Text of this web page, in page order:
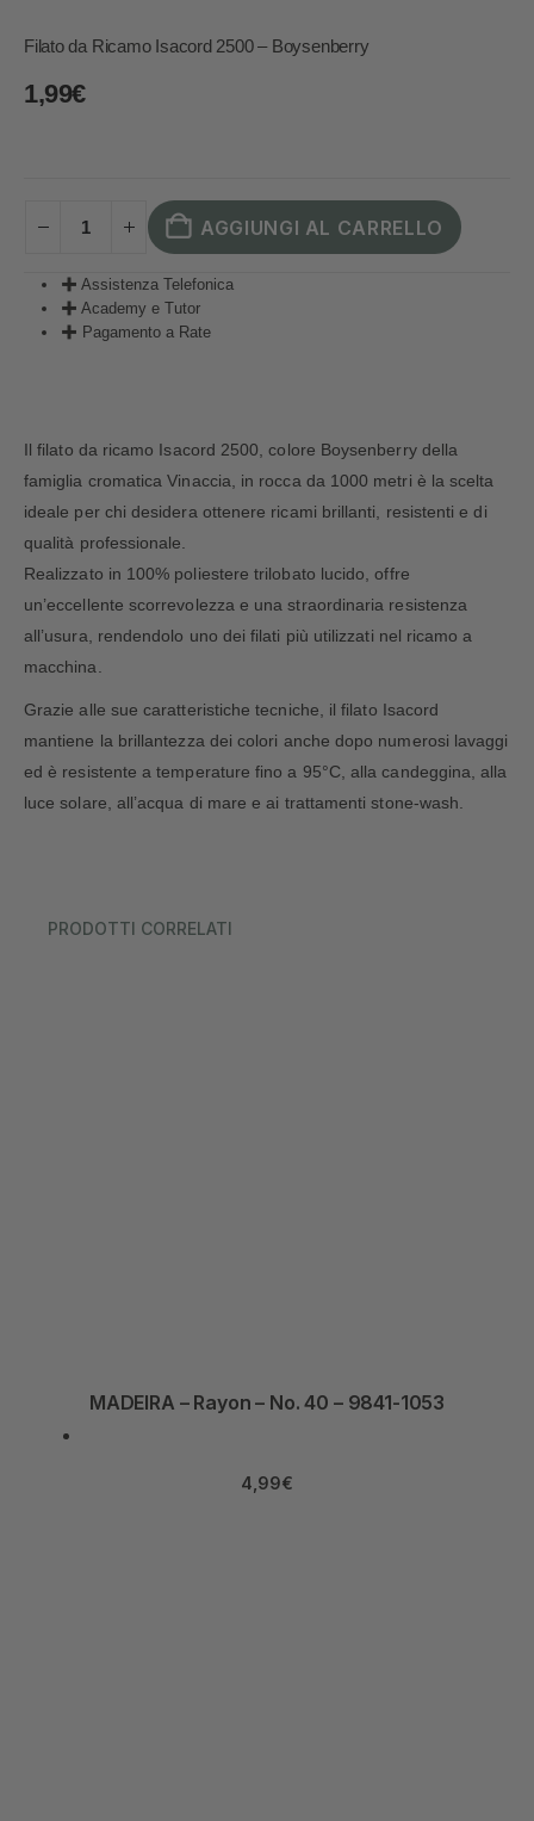
Filato da Ricamo Isacord 2500 – Boysenberry
1,99€
AGGIUNGI AL CARRELLO
Assistenza Telefonica
Academy e Tutor
Pagamento a Rate
Il filato da ricamo Isacord 2500, colore Boysenberry della
famiglia cromatica Vinaccia, in rocca da 1000 metri è la scelta
ideale per chi desidera ottenere ricami brillanti, resistenti e di
qualità professionale.
Realizzato in 100% poliestere trilobato lucido, offre
un’eccellente scorrevolezza e una straordinaria resistenza
all’usura, rendendolo uno dei filati più utilizzati nel ricamo a
macchina.
Grazie alle sue caratteristiche tecniche, il filato Isacord
mantiene la brillantezza dei colori anche dopo numerosi lavaggi
ed è resistente a temperature fino a 95°C, alla candeggina, alla
luce solare, all’acqua di mare e ai trattamenti stone-wash.
PRODOTTI CORRELATI
MADEIRA – Rayon – No. 40 – 9841-1053
4,99€